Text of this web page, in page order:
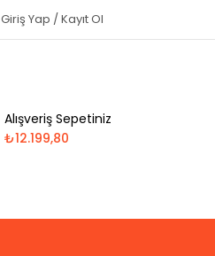
Giriş Yap / Kayıt Ol
Alışveriş Sepetiniz
₺12.199,80